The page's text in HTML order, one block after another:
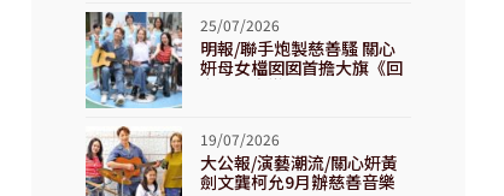
明報/聯手炮製慈善騷 關心
妍母女檔囡囡首擔大旗《回
家慈善音樂會》
25/07/2026
大公報/演藝潮流/關心妍黃
劍文龔柯允9月辦慈善音樂
19/07/2026